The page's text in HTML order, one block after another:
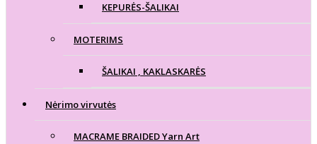
KEPURĖS-ŠALIKAI
MOTERIMS
ŠALIKAI , KAKLASKARĖS
Nėrimo virvutės
MACRAME BRAIDED Yarn Art